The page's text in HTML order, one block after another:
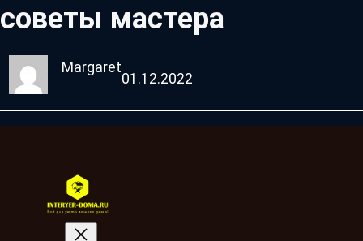
советы мастера
Margaret
01.12.2022